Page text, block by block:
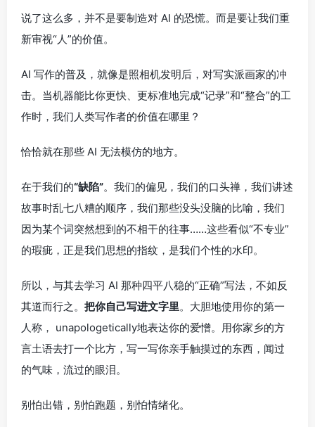
说了这么多，并不是要制造对 AI 的恐慌。而是要让我们重
新审视“人”的价值。
AI 写作的普及，就像是照相机发明后，对写实派画家的冲
击。当机器能比你更快、更标准地完成“记录”和“整合”的工
作时，我们人类写作者的价值在哪里？
恰恰就在那些 AI 无法模仿的地方。
在于我们的“缺陷”。我们的偏见，我们的口头禅，我们讲述
故事时乱七八糟的顺序，我们那些没头没脑的比喻，我们
因为某个词突然想到的不相干的往事……这些看似“不专业”
的瑕疵，正是我们思想的指纹，是我们个性的水印。
所以，与其去学习 AI 那种四平八稳的“正确”写法，不如反
其道而行之。 把你自己写进文字里。大胆地使用你的第一
人称， unapologetically地表达你的爱憎。用你家乡的方
言土语去打一个比方，写一写你亲手触摸过的东西，闻过
的气味，流过的眼泪。
别怕出错，别怕跑题，别怕情绪化。